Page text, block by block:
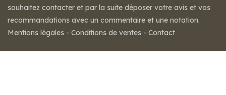
souhaitez contacter et par la suite déposer votre avis et vos
recommandations avec un commentaire et une notation.
Mentions légales - Conditions de ventes - Contact